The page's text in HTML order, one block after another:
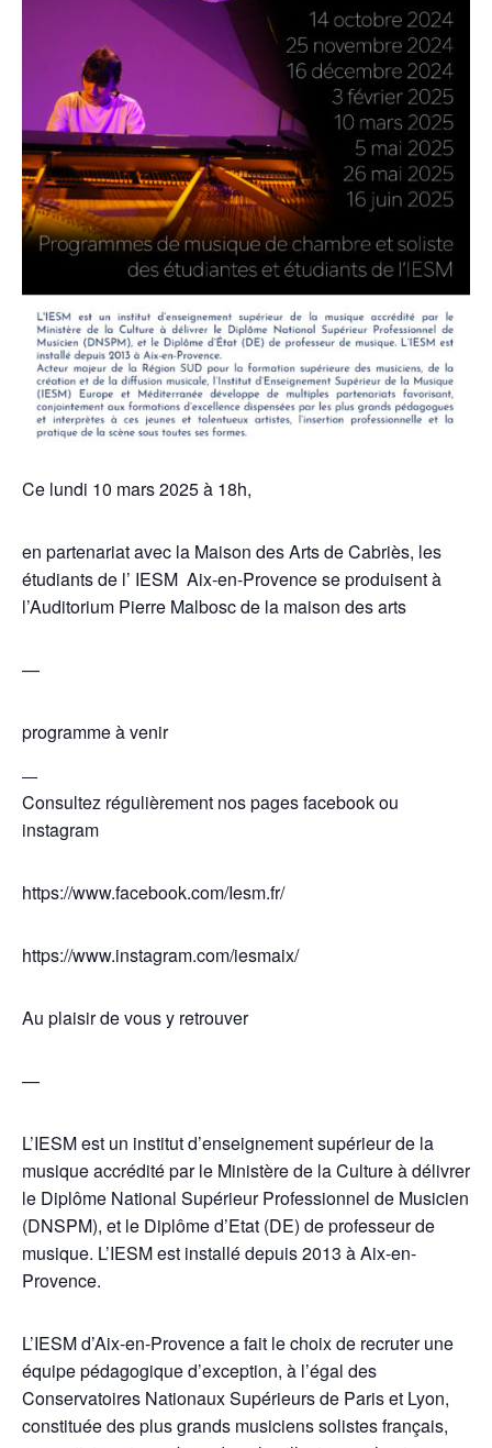
Ce lundi 10 mars 2025 à 18h,
en partenariat avec la Maison des Arts de Cabriès, les
étudiants de l’ IESM Aix-en-Provencese produisent à
l’Auditorium Pierre Malbosc de la maison des arts
—
programme à venir
—
Consultez régulièrement nos pages facebook ou
instagram
https://www.facebook.com/Iesm.fr/
https://www.instagram.com/iesmaix/
Au plaisir de vous y retrouver
—
L’IESM est un institut d’enseignement supérieur de la
musique accrédité par le Ministère de la Culture à délivrer
le Diplôme National Supérieur Professionnel de Musicien
(DNSPM), et le Diplôme d’Etat (DE) de professeur de
musique. L’IESM est installé depuis 2013 à Aix-en-
Provence.
L’IESM d’Aix-en-Provence a fait le choix de recruter une
équipe pédagogique d’exception, à l’égal des
Conservatoires Nationaux Supérieurs de Paris et Lyon,
constituée des plus grands musiciens solistes français,